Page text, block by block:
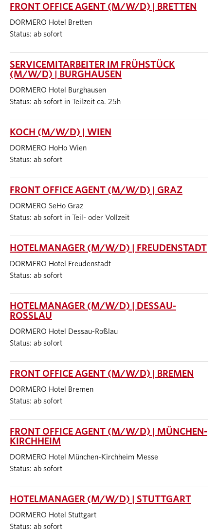
FRONT OFFICE AGENT (M/W/D) | BRETTEN
DORMERO Hotel Bretten
Status: ab sofort
SERVICEMITARBEITER IM FRÜHSTÜCK
(M/W/D) | BURGHAUSEN
DORMERO Hotel Burghausen
Status: ab sofort in Teilzeit ca. 25h
KOCH (M/W/D) | WIEN
DORMERO HoHo Wien
Status: ab sofort
FRONT OFFICE AGENT (M/W/D) | GRAZ
DORMERO SeHo Graz
Status: ab sofort in Teil- oder Vollzeit
HOTELMANAGER (M/W/D) | FREUDENSTADT
DORMERO Hotel Freudenstadt
Status: ab sofort
HOTELMANAGER (M/W/D) | DESSAU-
ROSSLAU
DORMERO Hotel Dessau-Roßlau
Status: ab sofort
FRONT OFFICE AGENT (M/W/D) | BREMEN
DORMERO Hotel Bremen
Status: ab sofort
FRONT OFFICE AGENT (M/W/D) | MÜNCHEN-
KIRCHHEIM
DORMERO Hotel München-Kirchheim Messe
Status: ab sofort
HOTELMANAGER (M/W/D) | STUTTGART
DORMERO Hotel Stuttgart
Status: ab sofort